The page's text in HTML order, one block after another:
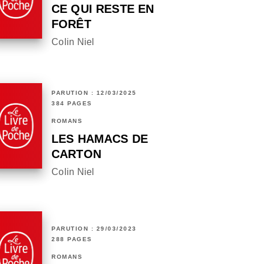
CE QUI RESTE EN
FORÊT
Colin Niel
PARUTION : 12/03/2025
384 PAGES
ROMANS
LES HAMACS DE
CARTON
Colin Niel
PARUTION : 29/03/2023
288 PAGES
ROMANS